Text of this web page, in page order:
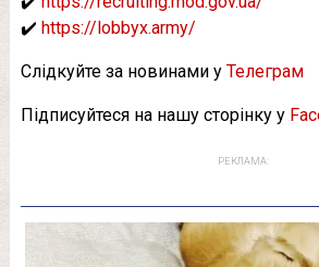
✔️ https://lobbyx.army/
Слідкуйте за новинами у Телеграм
Підписуйтеся на нашу сторінку у
РЕКЛАМА: